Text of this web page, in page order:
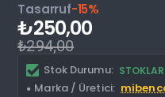
Stok Durumu:
Marka / Üretici:
Tasarruf-15%
₺250,00
₺294,00